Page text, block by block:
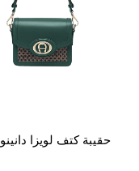
حقيبة كتف لويزا دانينو S